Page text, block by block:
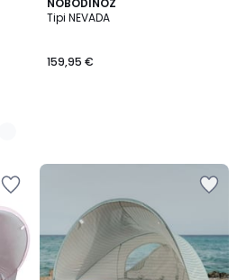
NOBODINOZ
Tipi NEVADA
159,95 €